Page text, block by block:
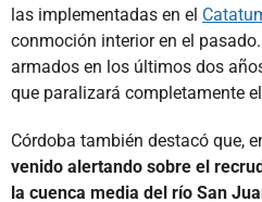
las implementadas en el
conmoción interior en el
armados en los últimos dos
que paralizará completamente
Córdoba también destacó que,
venido alertando sobre el
la cuenca media del río San